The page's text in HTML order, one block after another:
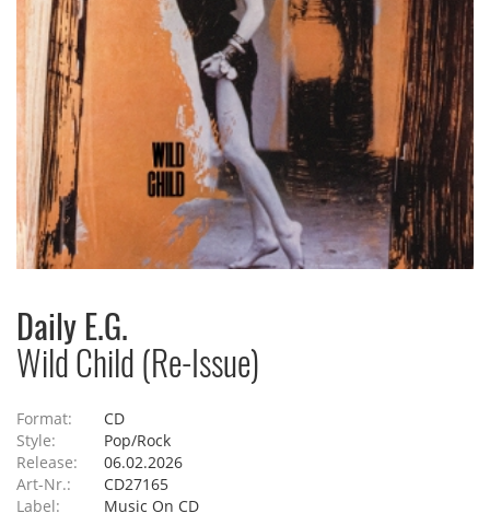
Daily E.G.
Wild Child (Re-Issue)
Format:
CD
Style:
Pop/Rock
Release:
06.02.2026
Art-Nr.:
CD27165
Label:
Music On CD